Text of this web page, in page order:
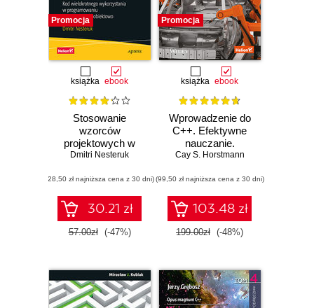
Promocja
książka ebook
Stosowanie
wzorców
projektowych w
C++. Kod
wykorzystania w
programowaniu
zorientowanym
obiektowo
Dmitri Nesteruk
(28,50 zł najniższa cena z 30 dni)
30.21 zł
57.00zł (-47%)
Promocja
książka ebook
Wprowadzenie do
C++. Efektywne
nauczanie.
Wydanie III
Cay S. Horstmann
(99,50 zł najniższa cena z 30 dni)
103.48 zł
199.00zł (-48%)